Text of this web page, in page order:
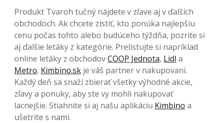
Produkt Tvaroh tučný nájdete v zľave aj v ďalších
obchodoch. Ak chcete zistiť, kto ponúka najlepšiu
cenu počas tohto alebo budúceho týždňa, pozrite si
aj ďalšie letáky z kategórie. Prelistujte si napríklad
online letáky z obchodovCOOP Jednota, Lidl a
Metro. Kimbino.sk je váš partner v nakupovaní.
Každý deň sa snaží zbierať všetky výhodné akcie,
zľavy a ponuky, aby ste vy mohli nakupovať
lacnejšie. Stiahnite si aj našu aplikáciu Kimbino a
ušetrite s nami.